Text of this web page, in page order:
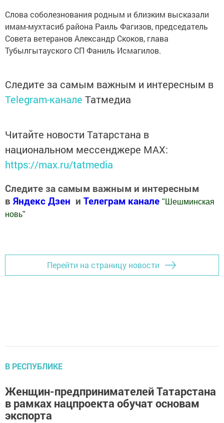
Слова соболезнования родным и близким высказали
имам-мухтасиб района Раиль Фагизов, председатель
Совета ветеранов Александр Скоков, глава
Тубылгытауского СП Фаниль Исмагилов.
Следите за самым важным и интересным в
Telegram-канале Татмедиа
Читайте новости Татарстана в
национальном мессенджере MАХ:
https://max.ru/tatmedia
Следите за самым важным и интересным
в Яндекс Дзен и Телеграм канале " Шешминская
новь"
Перейти на страницу новости
В РЕСПУБЛИКЕ
Женщин-предпринимателей Татарстана
в рамках нацпроекта обучат основам
экспорта